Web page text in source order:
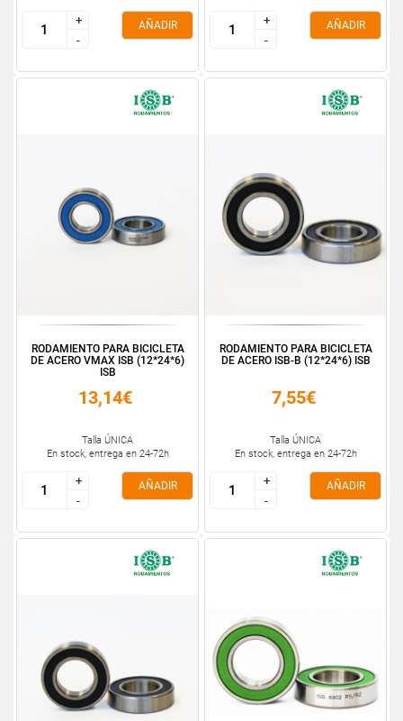
+
-
+
-
AÑADIR
+
-
+
-
AÑADIR
RODAMIENTO PARA BICICLETA
DE ACERO VMAX ISB (12*24*6)
ISB
13,14€
Talla ÚNICA
En stock, entrega en 24-72h
+
-
+
-
AÑADIR
RODAMIENTO PARA BICICLETA
DE ACERO ISB-B (12*24*6) ISB
7,55€
Talla ÚNICA
En stock, entrega en 24-72h
+
-
+
-
AÑADIR